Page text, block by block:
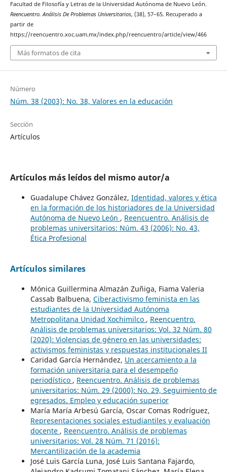
Facultad de Filosofía y Letras de la Universidad Autónoma de Nuevo León.
Reencuentro. Análisis De Problemas Universitarios, (38), 57–65. Recuperado a
partir de
https://reencuentro.xoc.uam.mx/index.php/reencuentro/article/view/466
Más formatos de cita
Número
Núm. 38 (2003): No. 38, Valores en la educación
Sección
Artículos
Artículos más leídos del mismo autor/a
Guadalupe Chávez González, Identidad, valores y ética
en la formación de los historiadores de la Universidad
Autónoma de Nuevo León , Reencuentro. Análisis de
problemas universitarios: Núm. 43 (2006): No. 43,
Ética Profesional
Artículos similares
Mónica Guillermina Almazán Zuñiga, Fiama Valeria
Cassab Balbuena, Ciberactivismo feminista en las
estudiantes de la Universidad Autónoma
Metropolitana Unidad Xochimilco , Reencuentro.
Análisis de problemas universitarios: Vol. 32 Núm. 80
(2020): Violencias de género en las universidades:
activismos feministas y respuestas institucionales II
Caridad García Hernández, Un acercamiento a la
formación universitaria para el desempeño
periodístico , Reencuentro. Análisis de problemas
universitarios: Núm. 29 (2000): No. 29, Seguimiento de
egresados. Empleo y educación superior
María María Arbesú García, Oscar Comas Rodríguez,
Representaciones sociales estudiantiles y evaluación
docente , Reencuentro. Análisis de problemas
universitarios: Vol. 28 Núm. 71 (2016):
Mercantilización de la academia
José Luis García Luna, José Luis Santana Fajardo,